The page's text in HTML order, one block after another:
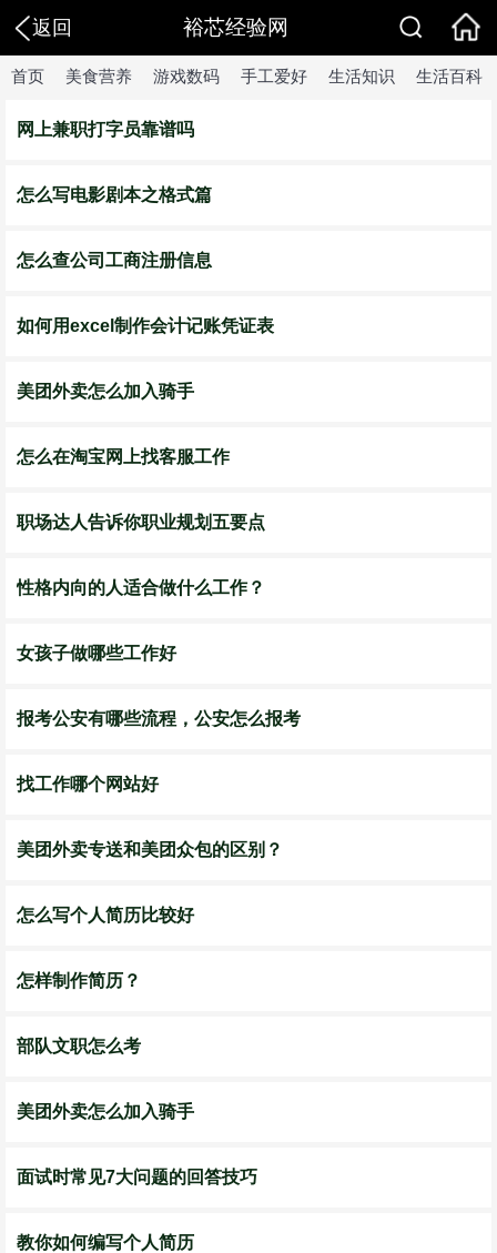
返回 裕芯经验网
首页 美食营养 游戏数码 手工爱好 生活知识 生活百科
网上兼职打字员靠谱吗
怎么写电影剧本之格式篇
怎么查公司工商注册信息
如何用excel制作会计记账凭证表
美团外卖怎么加入骑手
怎么在淘宝网上找客服工作
职场达人告诉你职业规划五要点
性格内向的人适合做什么工作？
女孩子做哪些工作好
报考公安有哪些流程，公安怎么报考
找工作哪个网站好
美团外卖专送和美团众包的区别？
怎么写个人简历比较好
怎样制作简历？
部队文职怎么考
美团外卖怎么加入骑手
面试时常见7大问题的回答技巧
教你如何编写个人简历